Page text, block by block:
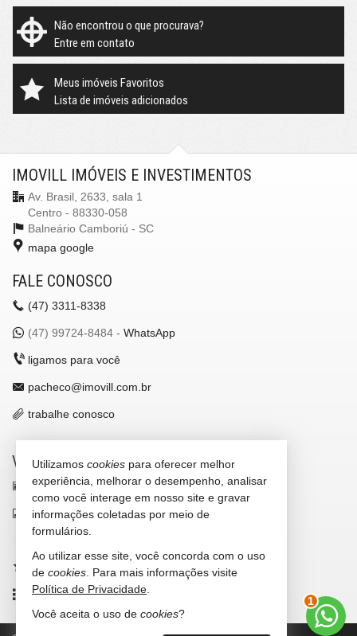
Não encontrou o que procurava?
Entre em contato
Meus imóveis Favoritos
Lista de imóveis adicionados
IMOVILL IMÓVEIS E INVESTIMENTOS
Av. Brasil, 2633, sala 1
Centro - 88330-058
Balneário Camboriú - SC
mapa google
FALE CONOSCO
(47) 3311-8338
(47) 99724-8484 - WhatsApp
ligamos para você
pacheco@imovill.com.br
trabalhe conosco
VEJA MAIS
receba nosso newsletter
indicadores financeiros
imóveis favoritos
mapa de imóveis
1
Utilizamos cookies para oferecer melhor
experiência, melhorar o desempenho, analisar
como você interage em nosso site e gravar
informações coletadas por meio de
formulários.
Ao utilizar esse site, você concorda com o uso
de cookies . Para mais informações visite
Política de Privacidade
Você aceita o uso de cookies?